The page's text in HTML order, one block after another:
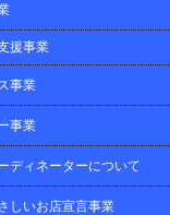
援事業
事業
事業
ディネーターについて
しいお店宣言事業